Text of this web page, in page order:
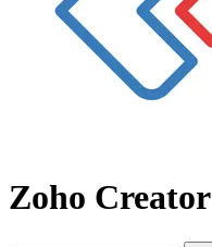
Zoho Creator